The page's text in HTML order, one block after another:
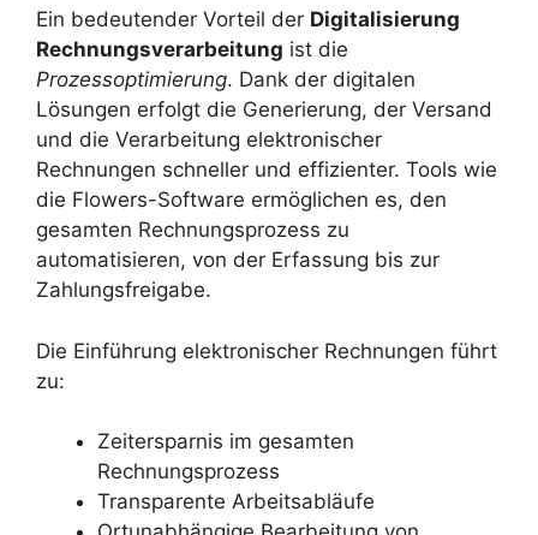
Ein bedeutender Vorteil der Digitalisierung
Rechnungsverarbeitung ist die
Prozessoptimierung. Dank der digitalen
Lösungen erfolgt die Generierung, der Versand
und die Verarbeitung elektronischer
Rechnungen schneller und effizienter. Tools wie
die Flowers-Software ermöglichen es, den
gesamten Rechnungsprozess zu
automatisieren, von der Erfassung bis zur
Zahlungsfreigabe.
Die Einführung elektronischer Rechnungen führt
zu:
Zeitersparnis im gesamten
Rechnungsprozess
Transparente Arbeitsabläufe